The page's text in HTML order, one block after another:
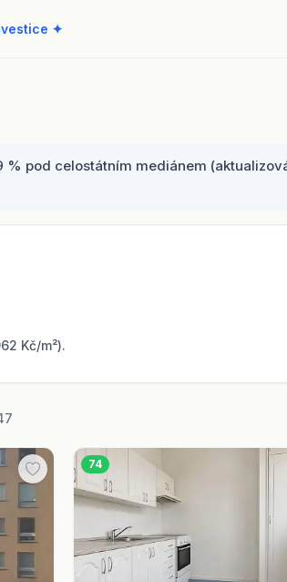
✦
pod celostátním mediánem
Kč/m²).
74